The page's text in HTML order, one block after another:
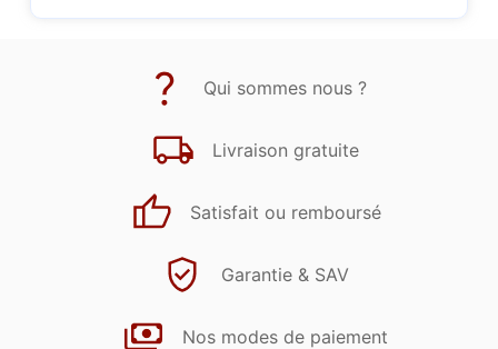
Qui sommes nous ?
Livraison gratuite
Satisfait ou remboursé
Garantie & SAV
Nos modes de paiement